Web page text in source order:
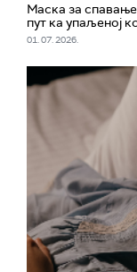
Маска за спавање
пут ка упаљеној
01. 07. 2026.